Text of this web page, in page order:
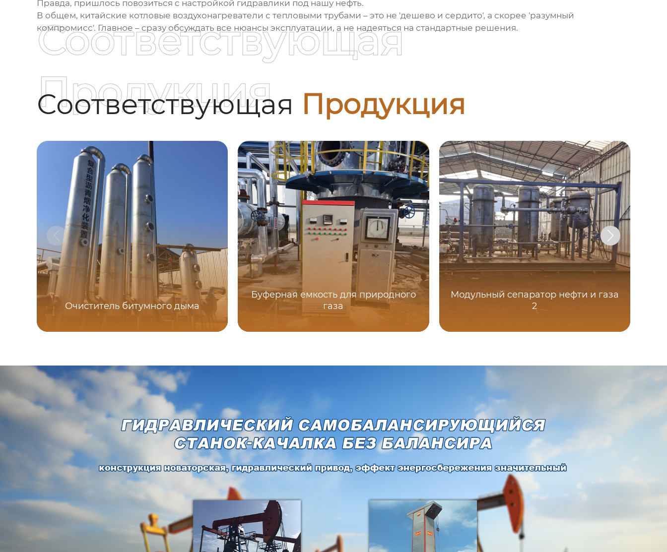
Правда, пришлось повозиться с настройкой гидравлики под нашу нефть.
В общем, китайские котловые воздухонагреватели с тепловыми трубами – это не 'дешево и сердито', а скорее 'разумный
компромисс'. Главное – сразу обсуждать все нюансы эксплуатации, а не надеяться на стандартные решения.
Соответствующая Продукция
Соответствующая
Продукция
Очиститель битумного дыма
Буферная емкость для природного
газа
Модульный сепаратор нефти и газа
2